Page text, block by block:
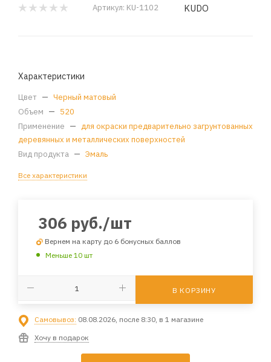
Артикул: KU-1102 KUDO
Характеристики
Цвет — Черный матовый
Объем — 520
Применение — для окраски предварительно загрунтованных
деревянных и металлических поверхностей
Вид продукта — Эмаль
Все характеристики
306 руб./шт
Вернем на карту до 6 бонусных баллов
Меньше 10 шт
В КОРЗИНУ
Самовывоз: 08.08.2026, после 8:30, в 1 магазине
Хочу в подарок